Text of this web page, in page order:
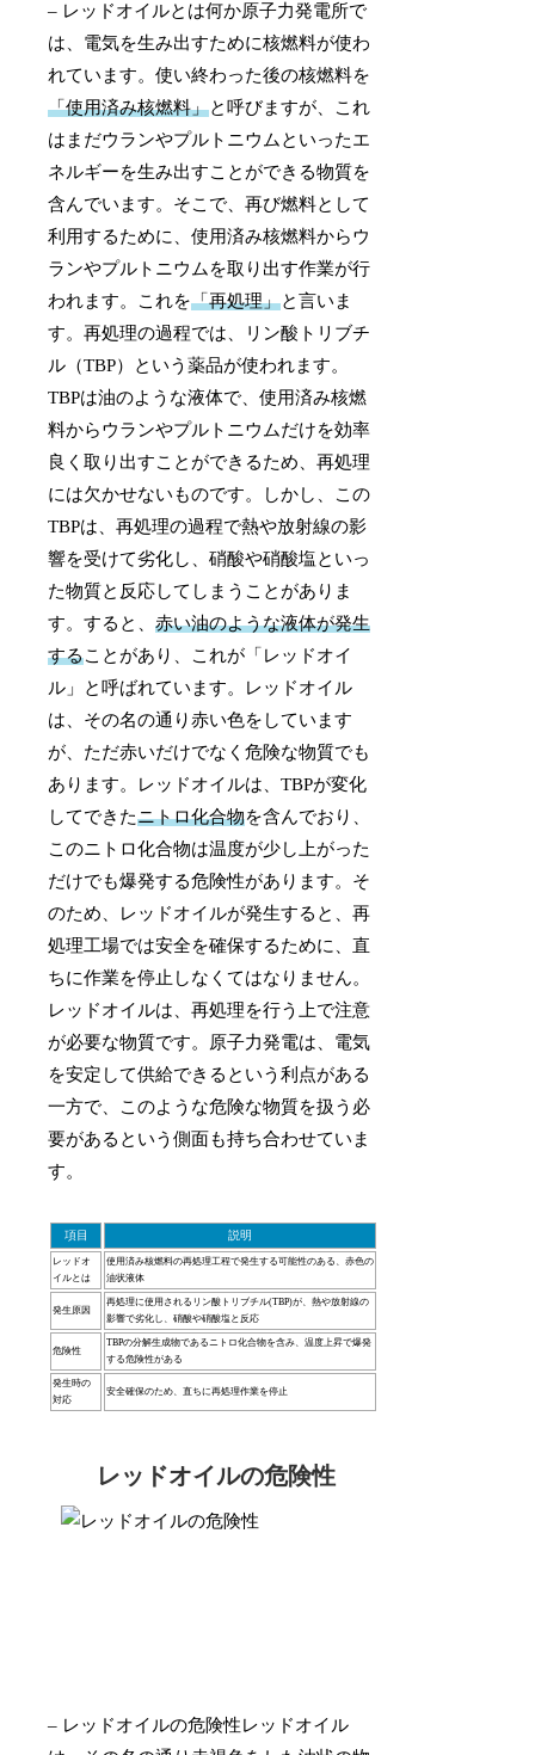
– レッドオイルとは何か原子力発電所で
は、電気を生み出すために核燃料が使わ
れています。使い終わった後の核燃料を
「使用済み核燃料」と呼びますが、これ
はまだウランやプルトニウムといったエ
ネルギーを生み出すことができる物質を
含んでいます。そこで、再び燃料として
利用するために、使用済み核燃料からウ
ランやプルトニウムを取り出す作業が行
われます。これを「再処理」と言いま
す。再処理の過程では、リン酸トリブチ
ル（TBP）という薬品が使われます。
TBPは油のような液体で、使用済み核燃
料からウランやプルトニウムだけを効率
良く取り出すことができるため、再処理
には欠かせないものです。しかし、この
TBPは、再処理の過程で熱や放射線の影
響を受けて劣化し、硝酸や硝酸塩といっ
た物質と反応してしまうことがありま
す。すると、赤い油のような液体が発生
することがあり、これが「レッドオイ
ル」と呼ばれています。レッドオイル
は、その名の通り赤い色をしています
が、ただ赤いだけでなく危険な物質でも
あります。レッドオイルは、TBPが変化
してできたニトロ化合物を含んでおり、
このニトロ化合物は温度が少し上がった
だけでも爆発する危険性があります。そ
のため、レッドオイルが発生すると、再
処理工場では安全を確保するために、直
ちに作業を停止しなくてはなりません。
レッドオイルは、再処理を行う上で注意
が必要な物質です。原子力発電は、電気
を安定して供給できるという利点がある
一方で、このような危険な物質を扱う必
要があるという側面も持ち合わせていま
す。
項目 説明
レッドオ
イルとは
使用済み核燃料の再処理工程で発生する可能性のある、赤色の
油状液体
発生原因
再処理に使用されるリン酸トリブチル(TBP)が、熱や放射線の
影響で劣化し、硝酸や硝酸塩と反応
危険性
TBPの分解生成物であるニトロ化合物を含み、温度上昇で爆発
する危険性がある
発生時の
対応
安全確保のため、直ちに再処理作業を停止
レッドオイルの危険性
– レッドオイルの危険性レッドオイル